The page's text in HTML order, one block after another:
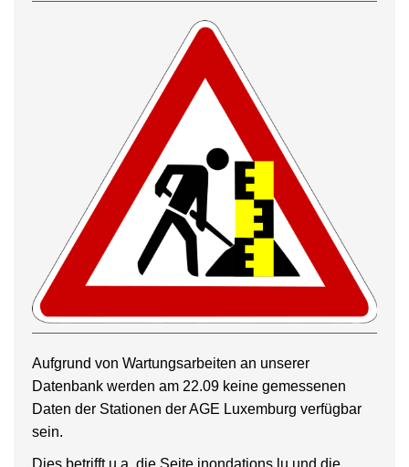
Aufgrund von Wartungsarbeiten an unserer
Datenbank werden am 22.09 keine gemessenen
Daten der Stationen der AGE Luxemburg verfügbar
sein.
Dies betrifft u.a. die Seite inondations.lu und die